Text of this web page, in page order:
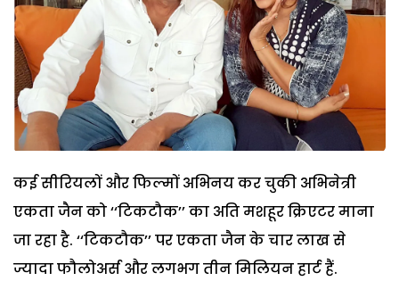
कई सीरियलों और फिल्मों अभिनय कर चुकी अभिनेत्री
एकता जैन को ‘‘टिकटौक’’ का अति मशहूर क्रिएटर माना
जा रहा है. ‘‘टिकटौक’’ पर एकता जैन के चार लाख से
ज्यादा फौलोअर्स और लगभग तीन मिलियन हार्ट हैं.